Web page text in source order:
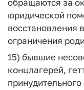
юридической
восстановления
ограничения
15) бывшие
концлагерей,